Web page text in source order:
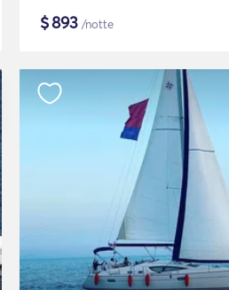
$893 /notte